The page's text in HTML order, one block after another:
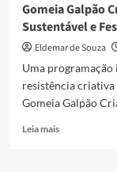
Gomeia Galpão
Sustentável e
Eldemar de Souza
Uma
resistência criativa
Gomeia Galpão
Leia maisRead